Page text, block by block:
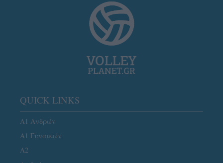
QUICK LINKS
Α1 Ανδρών
Α1 Γυναικών
A2